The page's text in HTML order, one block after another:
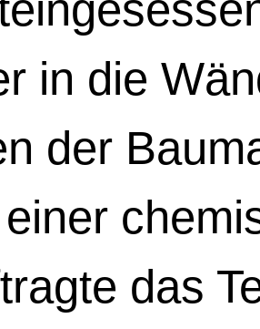
in die
der
das